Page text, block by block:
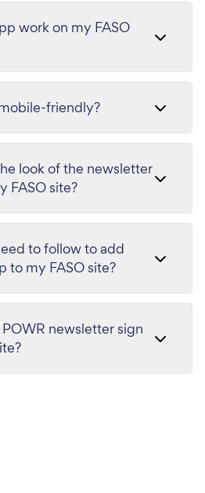
work on my FASO
friendly?
look of the newsletter
FASO site?
to follow to add
to my FASO site?
newsletter sign